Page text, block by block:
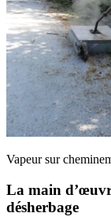
Vapeur sur
La main
désherbage